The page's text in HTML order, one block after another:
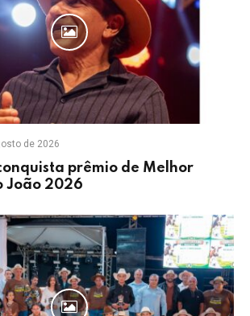
de 2026
prêmio de Melhor
João 2026